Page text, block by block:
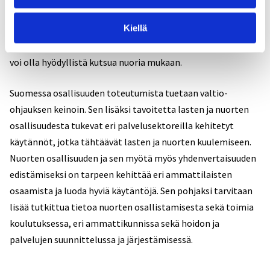
Kiellä
haastattelujen avulla ja kyselyillä. Vastaavasti jos nuoret
halutaan saada motivoitumaan palaute- tai
arviointilomakkeen täyttämiseen, lomakkeen suunnitteluun
voi olla hyödyllistä kutsua nuoria mukaan.
Suomessa osallisuuden toteutumista tuetaan valtio-
ohjauksen keinoin. Sen lisäksi tavoitetta lasten ja nuorten
osallisuudesta tukevat eri palvelusektoreilla kehitetyt
käytännöt, jotka tähtäävät lasten ja nuorten kuulemiseen.
Nuorten osallisuuden ja sen myötä myös yhdenvertaisuuden
edistämiseksi on tarpeen kehittää eri ammattilaisten
osaamista ja luoda hyviä käytäntöjä. Sen pohjaksi tarvitaan
lisää tutkittua tietoa nuorten osallistamisesta sekä toimia
koulutuksessa, eri ammattikunnissa sekä hoidon ja
palvelujen suunnittelussa ja järjestämisessä.